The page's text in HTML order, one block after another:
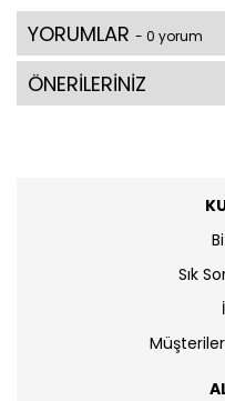
YORUMLAR - 0 yorum
ÖNERİLERİNİZ
Sık